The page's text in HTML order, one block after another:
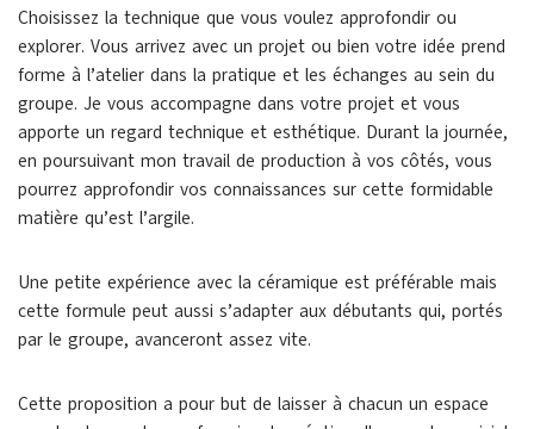
Choisissez la technique que vous voulez approfondir ou
explorer. Vous arrivez avec un projet ou bien votre idée prend
forme à l’atelier dans la pratique et les échanges au sein du
groupe. Je vous accompagne dans votre projet et vous
apporte un regard technique et esthétique. Durant la journée,
en poursuivant mon travail de production à vos côtés, vous
pourrez approfondir vos connaissances sur cette formidable
matière qu’est l’argile.
Une petite expérience avec la céramique est préférable mais
cette formule peut aussi s’adapter aux débutants qui, portés
par le groupe, avanceront assez vite.
Cette proposition a pour but de laisser à chacun un espace